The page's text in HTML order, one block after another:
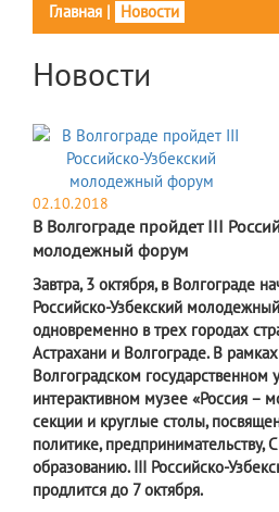
Главная | Новости
Новости
02.10.2018
В Волгограде пройдет III
молодежный форум
Завтра, 3 октября, в Волгограде
Российско-Узбекский
одновременно в трех городах
Астрахани и Волгограде. В
Волгоградском государственном
интерактивном музее «Россия –
секции и круглые столы,
политике, предпринимательству,
образованию. III Российско-
продлится до 7 октября.